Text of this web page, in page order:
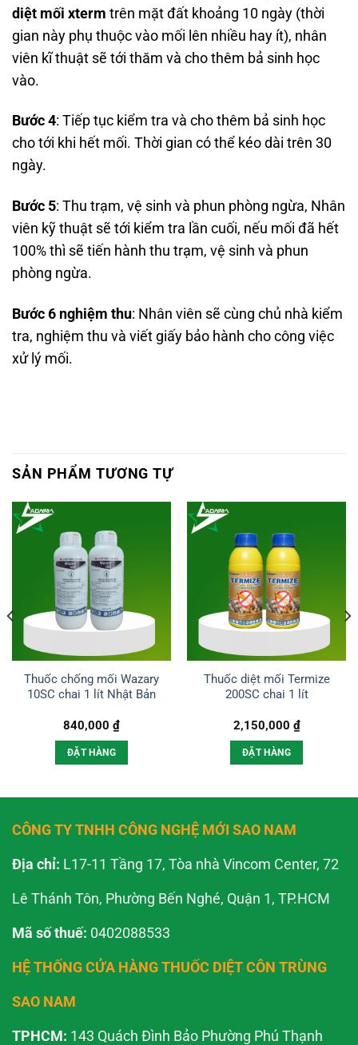
diệt mối xterm trên mặt đất khoảng 10 ngày (thời
gian này phụ thuộc vào mối lên nhiều hay ít), nhân
viên kĩ thuật sẽ tới thăm và cho thêm bả sinh học
vào.
Bước 4: Tiếp tục kiểm tra và cho thêm bả sinh học
cho tới khi hết mối. Thời gian có thể kéo dài trên 30
ngày.
Bước 5: Thu trạm, vệ sinh và phun phòng ngừa, Nhân
viên kỹ thuật sẽ tới kiểm tra lần cuối, nếu mối đã hết
100% thì sẽ tiến hành thu trạm, vệ sinh và phun
phòng ngừa.
Bước 6 nghiệm thu: Nhân viên sẽ cùng chủ nhà kiểm
tra, nghiệm thu và viết giấy bảo hành cho công việc
xử lý mối.
SẢN PHẨM TƯƠNG TỰ
Thuốc chống mối Wazary
10SC chai 1 lít Nhật Bản
840,000 ₫
ĐẶT HÀNG
Thuốc diệt mối Termize
200SC chai 1 lít
2,150,000 ₫
ĐẶT HÀNG
CÔNG TY TNHH CÔNG NGHỆ MỚI SAO NAM
Địa chỉ: L17-11 Tầng 17, Tòa nhà Vincom Center, 72
Lê Thánh Tôn, Phường Bến Nghé, Quận 1, TP.HCM
Mã số thuế: 0402088533
HỆ THỐNG CỬA HÀNG THUỐC DIỆT CÔN TRÙNG
SAO NAM
TPHCM: 143 Quách Đình Bảo Phường Phú Thạnh